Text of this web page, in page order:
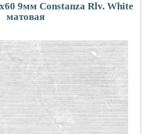
9мм Constanza Rlv. White
матовая